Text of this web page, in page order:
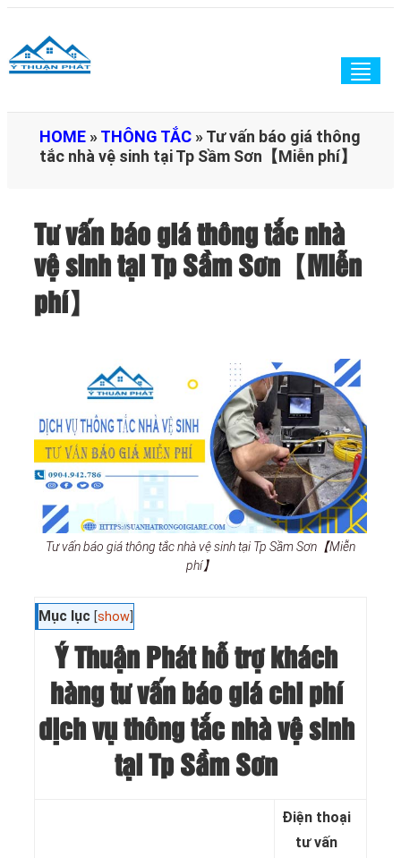
HOME »THÔNG TẮC »Tư vấn báo giá thông
tắc nhà vệ sinh tại Tp Sầm Sơn【Miễn phí】
Tư vấn báo giá thông tắc nhà
vệ sinh tại Tp Sầm Sơn【Miễn
phí】
Tư vấn báo giá thông tắc nhà vệ sinh tại Tp Sầm Sơn【Miễn
phí】
Mục lục [show
Ý Thuận Phát hỗ trợ khách
hàng tư vấn báo giá chi phí
dịch vụ thông tắc nhà vệ sinh
tại Tp Sầm Sơn
Điện thoại
tư vấn